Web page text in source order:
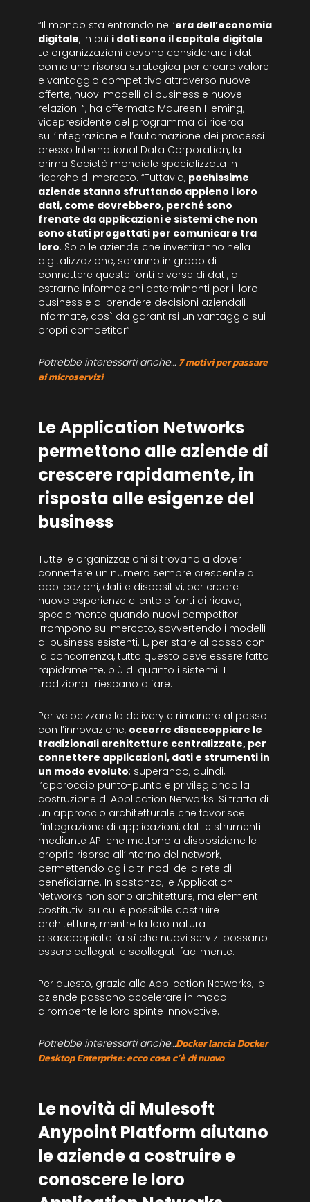
“Il mondo sta entrando nell’era dell’economia
digitale, in cui i dati sono il capitale digitale.
Le organizzazioni devono considerare i dati
come una risorsa strategica per creare valore
e vantaggio competitivo attraverso nuove
offerte, nuovi modelli di business e nuove
relazioni “, ha affermato Maureen Fleming,
vicepresidente del programma di ricerca
sull’integrazione e l’automazione dei processi
presso International Data Corporation, la
prima Società mondiale specializzata in
ricerche di mercato. “Tuttavia, pochissime
aziende stanno sfruttando appieno i loro
dati, come dovrebbero, perché sono
frenate da applicazioni e sistemi che non
sono stati progettati per comunicare tra
loro. Solo le aziende che investiranno nella
digitalizzazione, saranno in grado di
connettere queste fonti diverse di dati, di
estrarne informazioni determinanti per il loro
business e di prendere decisioni aziendali
informate, così da garantirsi un vantaggio sui
propri competitor”.
Potrebbe interessarti anche… 7 motivi per passare
ai microservizi
Le Application Networks
permettono alle aziende di
crescere rapidamente, in
risposta alle esigenze del
business
Tutte le organizzazioni si trovano a dover
connettere un numero sempre crescente di
applicazioni, dati e dispositivi, per creare
nuove esperienze cliente e fonti di ricavo,
specialmente quando nuovi competitor
irrompono sul mercato, sovvertendo i modelli
di business esistenti. E, per stare al passo con
la concorrenza, tutto questo deve essere fatto
rapidamente, più di quanto i sistemi IT
tradizionali riescano a fare.
Per velocizzare la delivery e rimanere al passo
con l’innovazione, occorre disaccoppiare le
tradizionali architetture centralizzate, per
connettere applicazioni, dati e strumenti in
un modo evoluto: superando, quindi,
l’approccio punto-punto e privilegiando la
costruzione di Application Networks. Si tratta di
un approccio architetturale che favorisce
l’integrazione di applicazioni, dati e strumenti
mediante API che mettono a disposizione le
proprie risorse all’interno del network,
permettendo agli altri nodi della rete di
beneficiarne. In sostanza, le Application
Networks non sono architetture, ma elementi
costitutivi su cui è possibile costruire
architetture, mentre la loro natura
disaccoppiata fa sì che nuovi servizi possano
essere collegati e scollegati facilmente.
Per questo, grazie alle Application Networks, le
aziende possono accelerare in modo
dirompente le loro spinte innovative.
Potrebbe interessarti anche…Docker lancia Docker
Desktop Enterprise: ecco cosa c’è di nuovo
Le novità di Mulesoft
Anypoint Platform aiutano
le aziende a costruire e
conoscere le loro